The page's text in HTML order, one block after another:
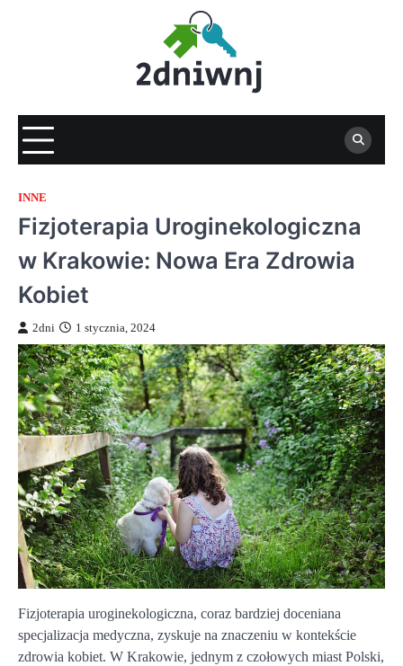
INNE
Fizjoterapia Uroginekologiczna
w Krakowie: Nowa Era Zdrowia
Kobiet
2dni 1 stycznia, 2024
Fizjoterapia uroginekologiczna, coraz bardziej doceniana
specjalizacja medyczna, zyskuje na znaczeniu w kontekście
zdrowia kobiet. W Krakowie, jednym z czołowych miast Polski,